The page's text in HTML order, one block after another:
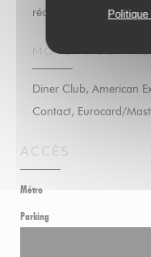
réduite, Wifi
MOYENS DE
Diner Club, American
Contact, Eurocard/
ACCÈS
Métro
Parking